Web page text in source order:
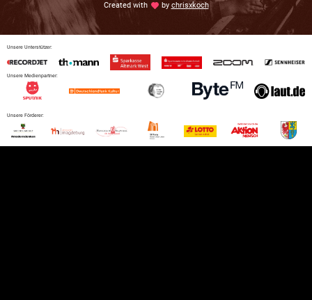
Created withlove by chrisxkoch
Unsere Unterstützer:
Unsere Medienpartner:
Unsere Förderer: